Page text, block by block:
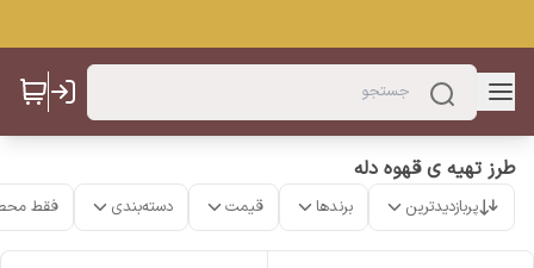
طرز تهیه ی قهوه دله
پربازدیدترین برندها قیمت دسته‌بندی فقط